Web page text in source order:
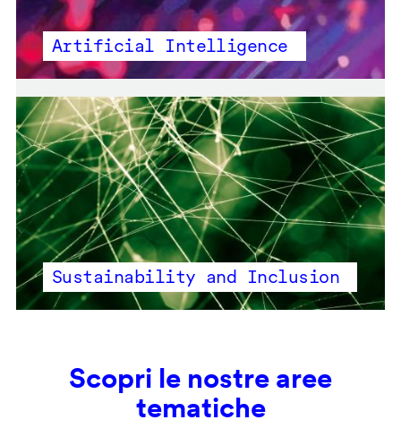
Artificial Intelligence
Sustainability and Inclusion
Scopri le nostre aree
tematiche